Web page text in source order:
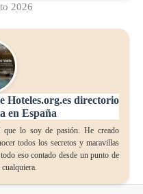
2026
Hoteles.org.es directorio
en España
lo soy de pasión. He creado
todos los secretos y maravillas
eso contado desde un punto de